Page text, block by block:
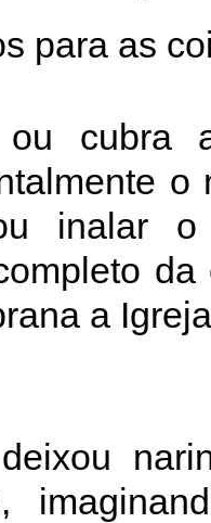
para as
cubra
o
inalar
a